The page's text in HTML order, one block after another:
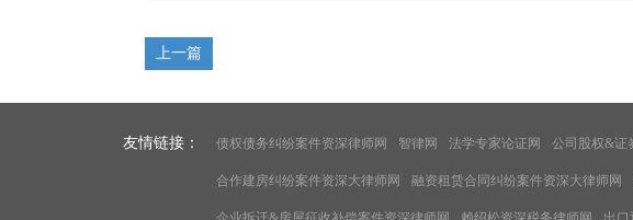
上一篇
友情链接： 债权债务纠纷案件资深律师网 智律网 法学专家论证网 公司股权&证
合作建房纠纷案件资深大律师网 融资租赁合同纠纷案件资深大律师网